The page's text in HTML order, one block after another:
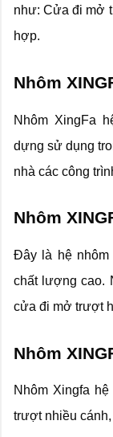
như: Cửa đi mở
hợp.
Nhôm
Nhôm XingFa
dựng sử dụng
nhà các công
Nhôm
Đây là hệ nhôm
chất lượng cao.
cửa đi mở trượt
Nhôm
Nhôm Xingfa
trượt nhiều cánh,